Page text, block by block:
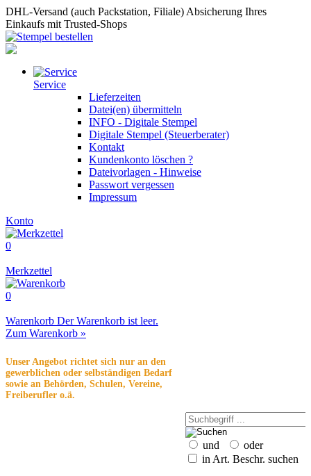
DHL-Versand (auch Packstation, Filiale) Absicherung Ihres
Einkaufs mit Trusted-Shops
Service
Lieferzeiten
Datei(en) übermitteln
INFO - Digitale Stempel
Digitale Stempel (Steuerberater)
Kontakt
Kundenkonto löschen ?
Dateivorlagen - Hinweise
Passwort vergessen
Impressum
Konto
0
Merkzettel
0
Warenkorb Der Warenkorb ist leer.
Zum Warenkorb »
Unser Angebot richtet sich nur an den
gewerblichen oder selbständigen Bedarf
sowie an Behörden, Schulen, Vereine,
Freiberufler o.ä.
und
oder
in Art. Beschr. suchen